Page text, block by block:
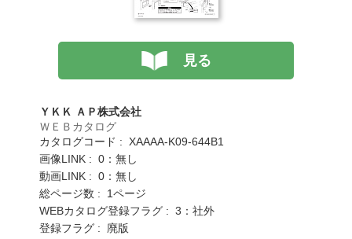
見る
ＹＫＫ ＡＰ株式会社
ＷＥＢカタログ
カタログコード : XAAAA-K09-644B1
画像LINK : 0：無し
動画LINK : 0：無し
総ページ数 : 1ページ
WEBカタログ登録フラグ : 3：社外
登録フラグ : 廃版